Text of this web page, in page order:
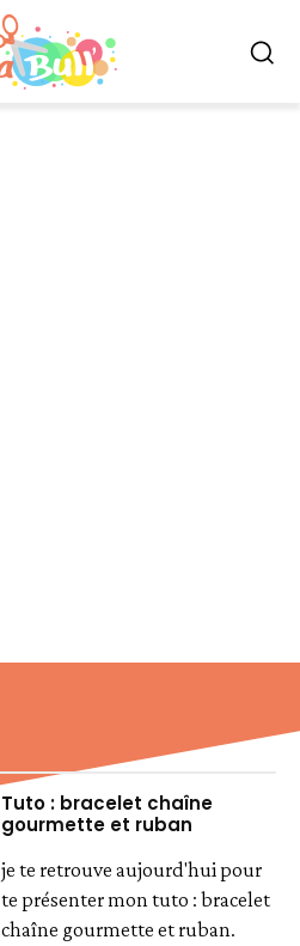
Tuto : bracelet chaîne
gourmette et ruban
je te retrouve aujourd'hui pour
te présenter mon tuto : bracelet
chaîne gourmette et ruban.